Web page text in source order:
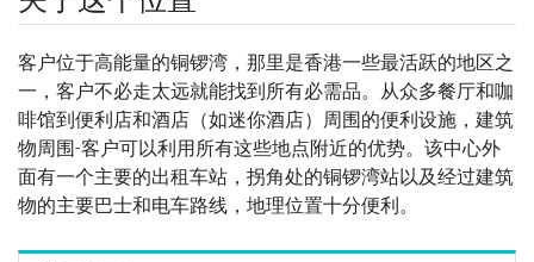
客户位于高能量的铜锣湾，那里是香港一些最活跃的地区之
一，客户不必走太远就能找到所有必需品。从众多餐厅和咖
啡馆到便利店和酒店（如迷你酒店）周围的便利设施，建筑
物周围-客户可以利用所有这些地点附近的优势。该中心外
面有一个主要的出租车站，拐角处的铜锣湾站以及经过建筑
物的主要巴士和电车路线，地理位置十分便利。